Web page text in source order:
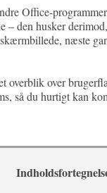
Office-
– den husker
næste
overblik over
så du hurtigt kan